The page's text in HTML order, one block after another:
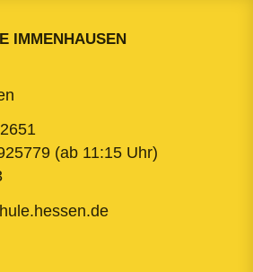
IMMENHAUSEN
(ab 11:15 Uhr)